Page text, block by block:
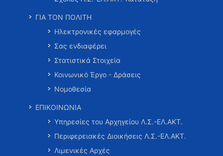
ΓΙΑ ΤΟΝ ΠΟΛΙΤΗ
Ηλεκτρονικές εφαρμογές
Σας ενδιαφέρει
Στατιστικά Στοιχεία
Κοινωνικό Έργο - Δράσεις
Νομοθεσία
ΕΠΙΚΟΙΝΩΝΙΑ
Υπηρεσίες του Αρχηγείου Λ.Σ.-ΕΛ.ΑΚΤ.
Περιφερειακές Διοικήσεις Λ.Σ.-ΕΛ.ΑΚΤ.
Λιμενικές Αρχές